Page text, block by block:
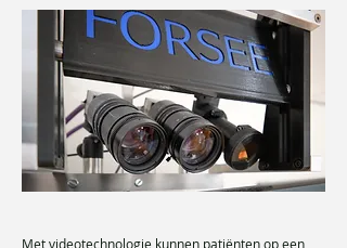
Met videotechnologie kunnen patiënten op een